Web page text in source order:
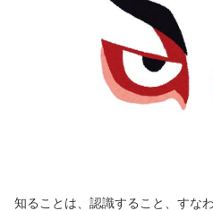
知ることは、認識すること、すな